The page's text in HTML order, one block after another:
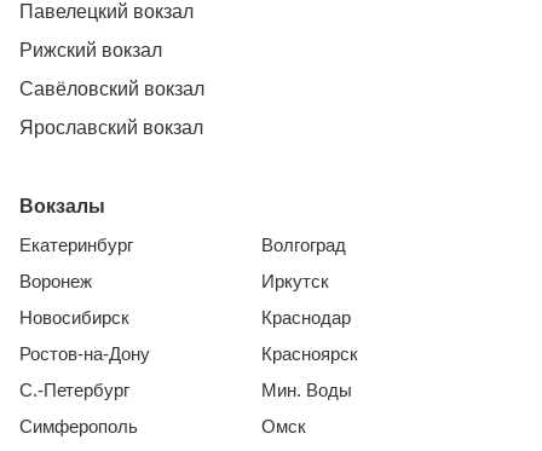
Павелецкий вокзал
Рижский вокзал
Савёловский вокзал
Ярославский вокзал
Вокзалы
Екатеринбург
Воронеж
Новосибирск
Ростов-на-Дону
С.-Петербург
Симферополь
Волгоград
Иркутск
Краснодар
Красноярск
Мин. Воды
Омск